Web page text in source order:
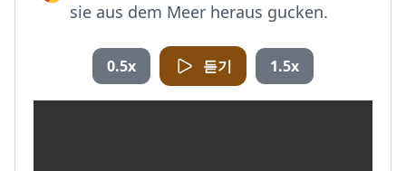
sie aus dem Meer heraus gucken.
0.5x 듣기 1.5x